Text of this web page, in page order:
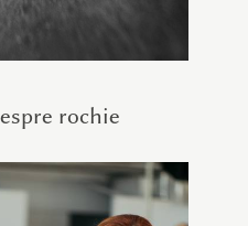
rochie